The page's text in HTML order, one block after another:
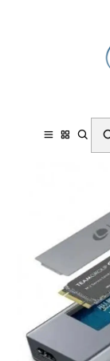
Leotec LEDS07
HDMI 4K - Power